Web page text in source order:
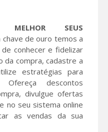
MELHOR SEUS
chave de ouro temos a
conhecer e fidelizar
da compra, cadastre a
estratégias para
descontos
divulgue ofertas
no seu sistema online
as vendas da sua